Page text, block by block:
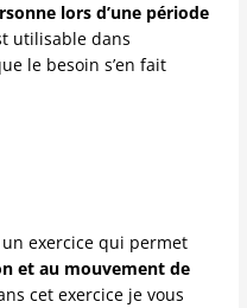
lors d’une période
utilisable dans
le besoin s’en fait
exercice qui permet
et au mouvement de
cet exercice je vous